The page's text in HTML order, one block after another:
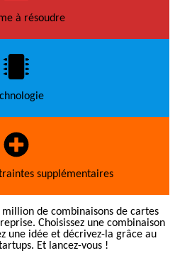
à résoudre
supplémentaires
million de combinaisons de cartes
Choisissez une combinaison
une idée et décrivez-la grâce au
Et lancez-vous !